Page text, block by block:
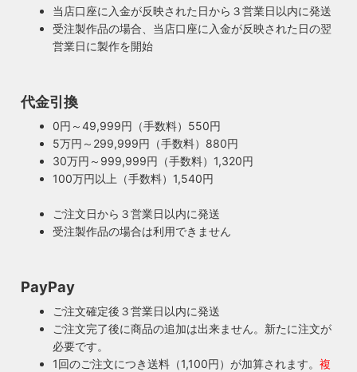
もしもの時も安心・製作担当者が修理を行いま
連絡ください！ハンドメイド照明やアンティーク照明は修理
が心配とよくお声を頂きますが、当店では器具を製作した本
◆もっと詳しく見る
100年近く前のソケットも復活・特殊な絶縁体
ヴィンテージスタイルの照明製作に欠かせない古いソケッ
ト。何十年、時には100年近く前のソケットシェルを使うこ
ともあります。ところが100年近く前のソケットに使われて
いたインシュレーター（絶縁体）はご覧の通り炭化してボロ
ボロに。当店では専門機関に依頼し、特殊カーボンを使いオ
リジナルのインシュレーターを製造しました。これで100年
近く前のソケットも安心してお使い頂けます。
当店口座に入金が反映された日から３営業日以内に発送
受注製作品の場合、当店口座に入金が反映された日の翌
営業日に製作を開始
代金引換
0円～49,999円（手数料）550円
5万円～299,999円（手数料）880円
30万円～999,999円（手数料）1,320円
100万円以上（手数料）1,540円
ご注文日から３営業日以内に発送
受注製作品の場合は利用できません
PayPay
ご注文確定後３営業日以内に発送
ご注文完了後に商品の追加は出来ません。新たに注文が
必要です。
1回のご注文につき送料（1,100円）が加算されます。 複